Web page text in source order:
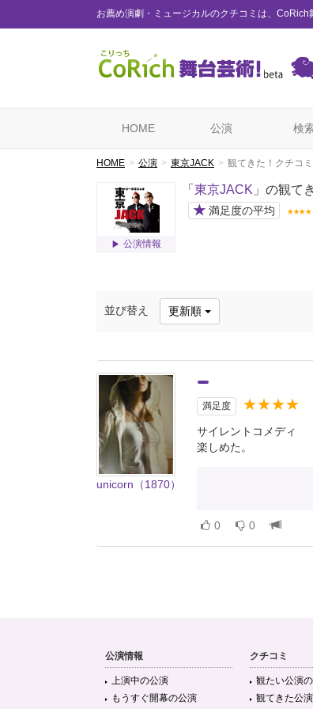
お薦め演劇・ミュージカルのクチコミは、CoRich
HOME 公演 検
HOME 公演 東京JACK 観てきた！クチコ
公演情報
「 東京JACK 」の観て
★ 満足度の平均 ★ ★ ★ ★
並び替え 更新順
unicorn（1870）
満足度 ★★★★
サイレントコメディ
楽しめた。
0 0
公演情報
上演中の公演
もうすぐ開幕の公演
クチコミ
観たい公演
観てきた公